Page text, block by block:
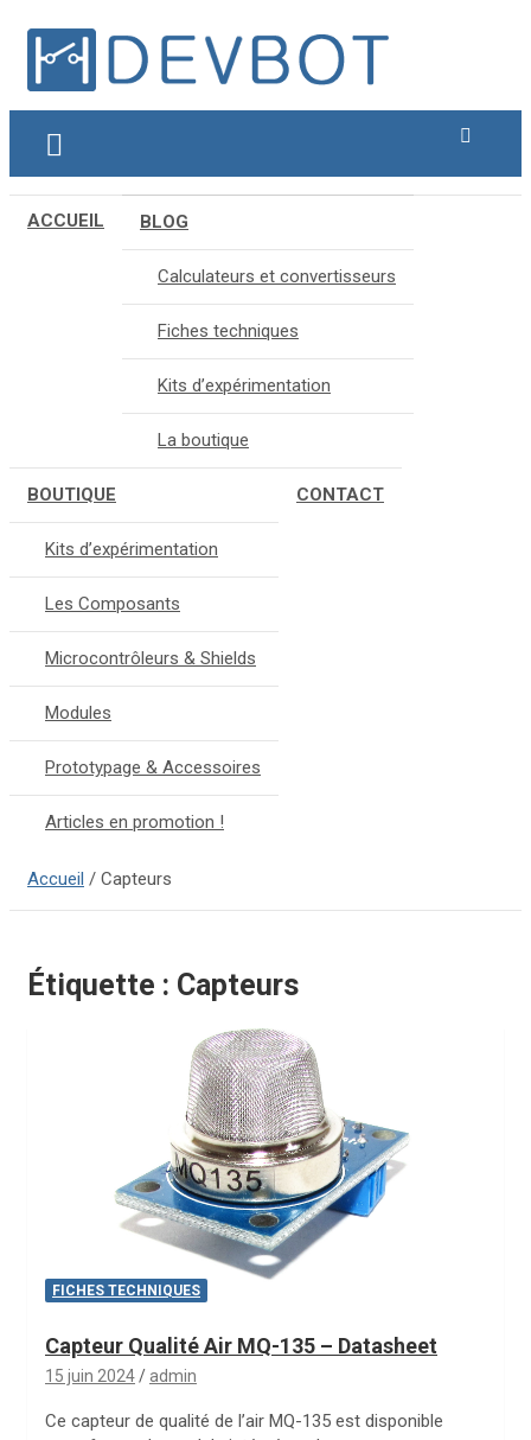
c
Hdevbot.fr
ACCUEIL BLOG
Calculateurs et convertisseurs
Fiches techniques
Kits d’expérimentation
La boutique
BOUTIQUE
Kits d’expérimentation
Les Composants
Microcontrôleurs & Shields
Modules
Prototypage & Accessoires
Articles en promotion !
CONTACT
Accueil Capteurs
Étiquette : Capteurs
FICHES TECHNIQUES
Capteur Qualité Air MQ-135 – Datasheet
15 juin 2024 admin
Ce capteur de qualité de l’air MQ-135 est disponible